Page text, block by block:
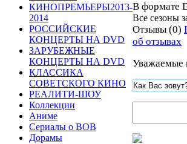
КИНОПРЕМЬЕРЫ2013-
2014
РОССИЙСКИЕ
КОНЦЕРТЫ НА DVD
ЗАРУБЕЖНЫЕ
КОНЦЕРТЫ НА DVD
КЛАССИКА
СОВЕТСКОГО КИНО
РЕАЛИТИ-ШОУ
Коллекции
Аниме
Сериалы о ВОВ
Дорамы
В формате
Все сезоны
Отзывы (0)
об отзывах
Уважаемые